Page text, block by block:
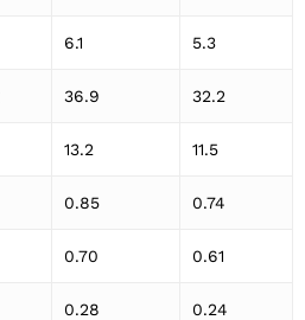
6.1 5.3
36.9 32.2
13.2 11.5
0.85 0.74
0.70 0.61
0.28 0.24